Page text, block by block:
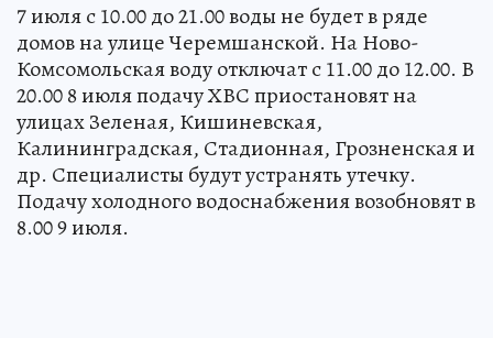
7 июля с 10.00 до 21.00 воды не будет в ряде
домов на улице Черемшанской. На Ново-
Комсомольская воду отключат с 11.00 до 12.00. В
20.00 8 июля подачу ХВС приостановят на
улицах Зеленая, Кишиневская,
Калининградская, Стадионная, Грозненская и
др. Специалисты будут устранять утечку.
Подачу холодного водоснабжения возобновят в
8.00 9 июля.